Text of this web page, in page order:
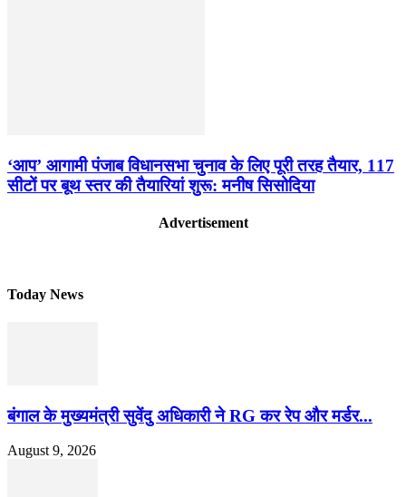
‘आप’ आगामी पंजाब विधानसभा चुनाव के लिए पूरी तरह तैयार, 117
सीटों पर बूथ स्तर की तैयारियां शुरू: मनीष सिसोदिया
Advertisement
Today News
बंगाल के मुख्यमंत्री सुवेंदु अधिकारी ने RG कर रेप और मर्डर...
August 9, 2026